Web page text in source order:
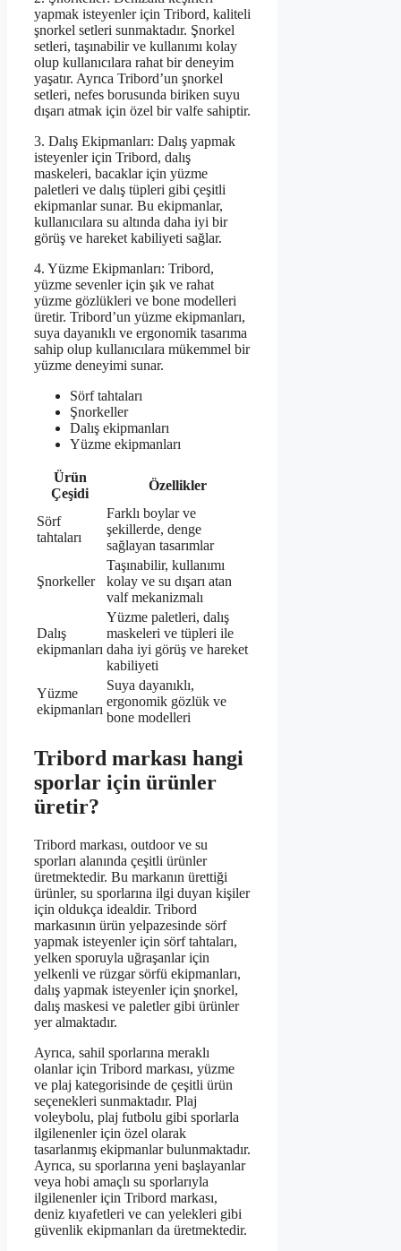
yapmak isteyenler için Tribord, kaliteli
şnorkel setleri sunmaktadır. Şnorkel
setleri, taşınabilir ve kullanımı kolay
olup kullanıcılara rahat bir deneyim
yaşatır. Ayrıca Tribord’un şnorkel
setleri, nefes borusunda biriken suyu
dışarı atmak için özel bir valfe sahiptir.
3. Dalış Ekipmanları: Dalış yapmak
isteyenler için Tribord, dalış
maskeleri, bacaklar için yüzme
paletleri ve dalış tüpleri gibi çeşitli
ekipmanlar sunar. Bu ekipmanlar,
kullanıcılara su altında daha iyi bir
görüş ve hareket kabiliyeti sağlar.
4. Yüzme Ekipmanları: Tribord,
yüzme sevenler için şık ve rahat
yüzme gözlükleri ve bone modelleri
üretir. Tribord’un yüzme ekipmanları,
suya dayanıklı ve ergonomik tasarıma
sahip olup kullanıcılara mükemmel bir
yüzme deneyimi sunar.
Sörf tahtaları
Şnorkeller
Dalış ekipmanları
Yüzme ekipmanları
Ürün
Çeşidi
Özellikler
Sörf
tahtaları
Farklı boylar ve
şekillerde, denge
sağlayan tasarımlar
Şnorkeller
Taşınabilir, kullanımı
kolay ve su dışarı atan
valf mekanizmalı
Dalış
ekipmanları
Yüzme paletleri, dalış
maskeleri ve tüpleri ile
daha iyi görüş ve hareket
kabiliyeti
Yüzme
ekipmanları
Suya dayanıklı,
ergonomik gözlük ve
bone modelleri
Tribord markası hangi
sporlar için ürünler
üretir?
Tribord markası, outdoor ve su
sporları alanında çeşitli ürünler
üretmektedir. Bu markanın ürettiği
ürünler, su sporlarına ilgi duyan kişiler
için oldukça idealdir. Tribord
markasının ürün yelpazesinde sörf
yapmak isteyenler için sörf tahtaları,
yelken sporuyla uğraşanlar için
yelkenli ve rüzgar sörfü ekipmanları,
dalış yapmak isteyenler için şnorkel,
dalış maskesi ve paletler gibi ürünler
yer almaktadır.
Ayrıca, sahil sporlarına meraklı
olanlar için Tribord markası, yüzme
ve plaj kategorisinde de çeşitli ürün
seçenekleri sunmaktadır. Plaj
voleybolu, plaj futbolu gibi sporlarla
ilgilenenler için özel olarak
tasarlanmış ekipmanlar bulunmaktadır.
Ayrıca, su sporlarına yeni başlayanlar
veya hobi amaçlı su sporlarıyla
ilgilenenler için Tribord markası,
deniz kıyafetleri ve can yelekleri gibi
güvenlik ekipmanları da üretmektedir.